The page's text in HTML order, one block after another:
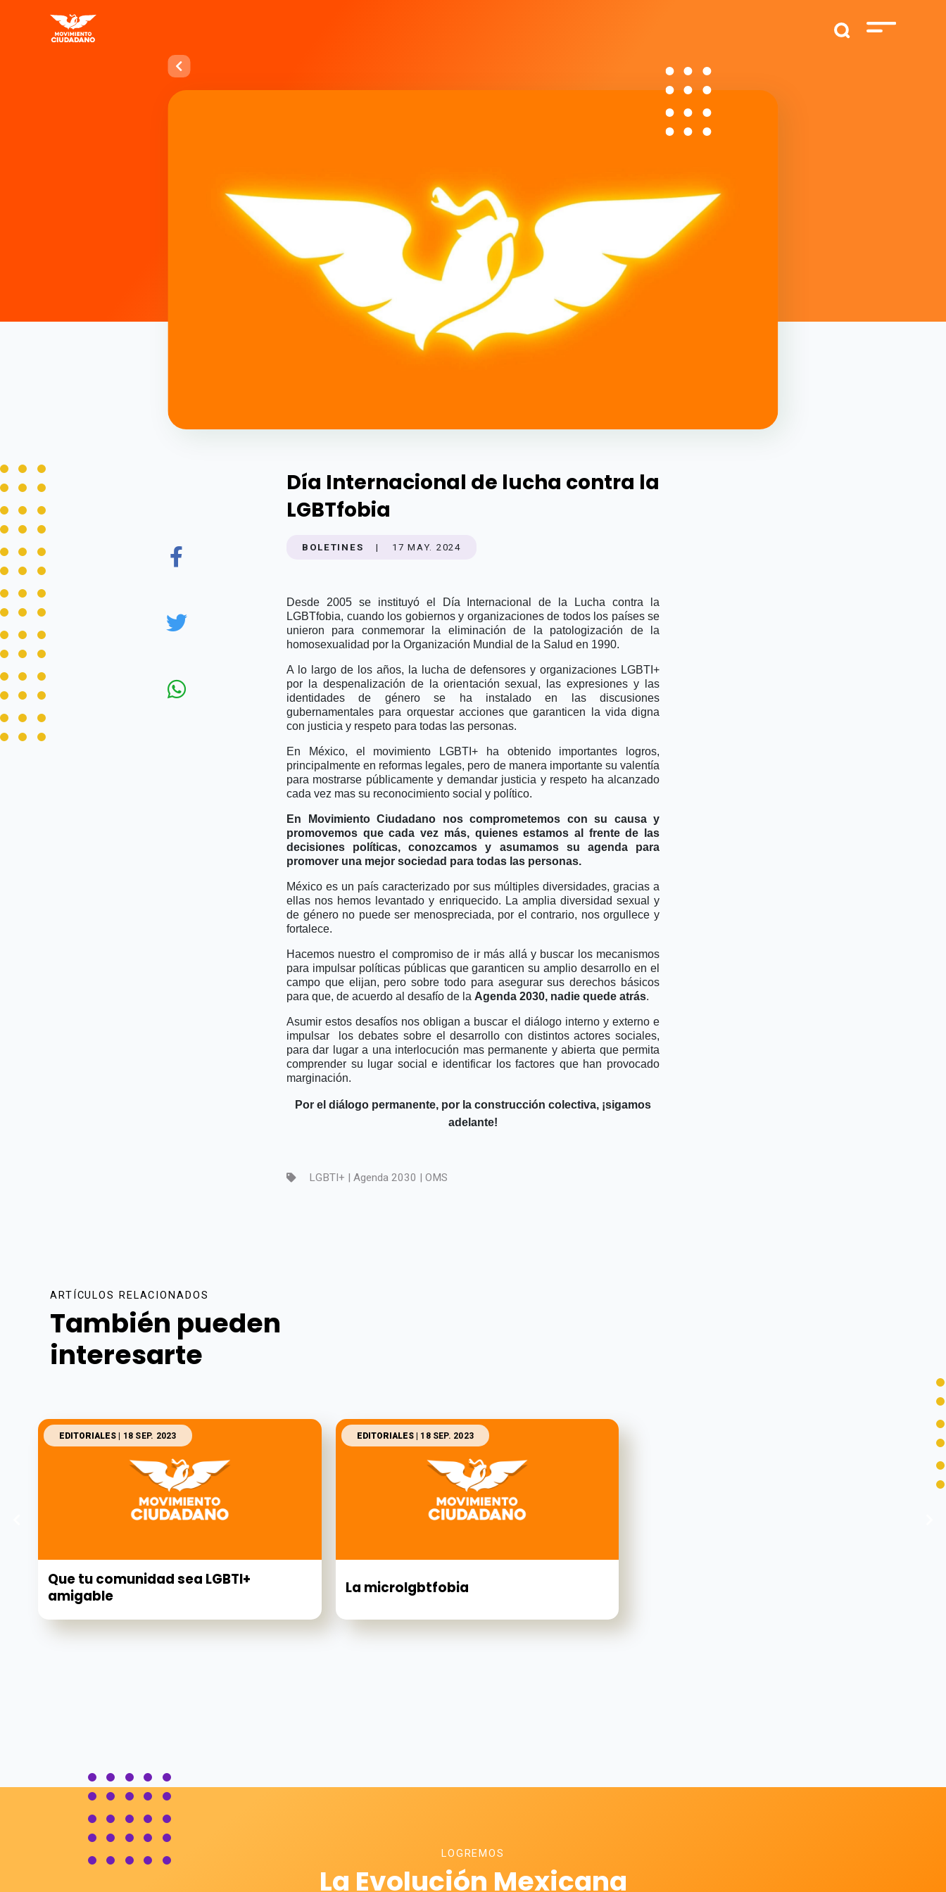
Día Internacional de lucha contra la
LGBTfobia
BOLETINES | 17 MAY. 2024
Desde 2005 se instituyó el Día Internacional de la Lucha contra la
LGBTfobia, cuando los gobiernos y organizaciones de todos los países se
unieron para conmemorar la eliminación de la patologización de la
homosexualidad por la Organización Mundial de la Salud en 1990.
A lo largo de los años, la lucha de defensores y organizaciones LGBTI+
por la despenalización de la orientación sexual, las expresiones y las
identidades de género se ha instalado en las discusiones
gubernamentales para orquestar acciones que garanticen la vida digna
con justicia y respeto para todas las personas.
En México, el movimiento LGBTI+ ha obtenido importantes logros,
principalmente en reformas legales, pero de manera importante su valentía
para mostrarse públicamente y demandar justicia y respeto ha alcanzado
cada vez mas su reconocimiento social y político.
En Movimiento Ciudadano nos comprometemos con su causa y
promovemos que cada vez más, quienes estamos al frente de las
decisiones políticas, conozcamos y asumamos su agenda para
promover una mejor sociedad para todas las personas.
México es un país caracterizado por sus múltiples diversidades, gracias a
ellas nos hemos levantado y enriquecido. La amplia diversidad sexual y
de género no puede ser menospreciada, por el contrario, nos orgullece y
fortalece.
Hacemos nuestro el compromiso de ir más allá y buscar los mecanismos
para impulsar políticas públicas que garanticen su amplio desarrollo en el
campo que elijan, pero sobre todo para asegurar sus derechos básicos
para que, de acuerdo al desafío de la Agenda 2030, nadie quede atrás.
Asumir estos desafíos nos obligan a buscar el diálogo interno y externo e
impulsar
los debates sobre el desarrollo con distintos actores sociales,
para dar lugar a una interlocución mas permanente y abierta que permita
comprender su lugar social e identificar los factores que han provocado
marginación.
Por el diálogo permanente, por la construcción colectiva, ¡sigamos
adelante!
LGBTI+ | Agenda 2030 | OMS
ARTÍCULOS RELACIONADOS
También pueden
interesarte
EDITORIALES | 18 SEP. 2023
Que tu comunidad sea LGBTI+
amigable
EDITORIALES| 18 SEP. 2023
La microlgbtfobia
LOGREMOS
La Evolución Mexicana